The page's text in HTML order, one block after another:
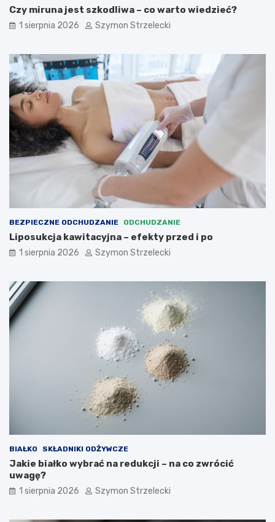
Czy miruna jest szkodliwa – co warto wiedzieć?
1 sierpnia 2026 Szymon Strzelecki
BEZPIECZNE ODCHUDZANIE ODCHUDZANIE
Liposukcja kawitacyjna – efekty przed i po
1 sierpnia 2026 Szymon Strzelecki
BIAŁKO SKŁADNIKI ODŻYWCZE
Jakie białko wybrać na redukcji – na co zwrócić
uwagę?
1 sierpnia 2026 Szymon Strzelecki